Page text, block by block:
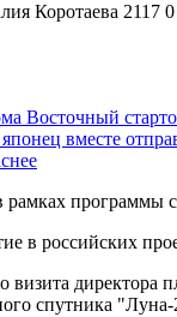
Коротаева 2117 0
Восточный
вместе
программы
в российских
визита
спутника